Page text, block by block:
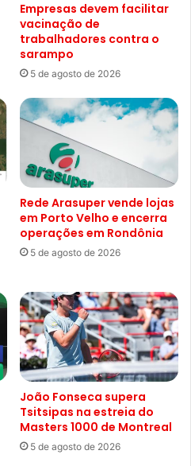
Empresas devem facilitar
vacinação de
trabalhadores contra o
sarampo
5 de agosto de 2026
Rede Arasuper vende lojas
em Porto Velho e encerra
operações em Rondônia
5 de agosto de 2026
João Fonseca supera
Tsitsipas na estreia do
Masters 1000 de Montreal
5 de agosto de 2026